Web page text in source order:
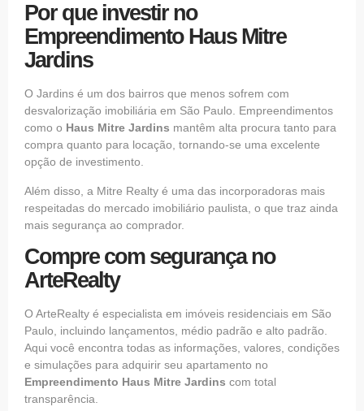
Por que investir no
Empreendimento Haus Mitre
Jardins
O Jardins é um dos bairros que menos sofrem com
desvalorização imobiliária em São Paulo. Empreendimentos
como o Haus Mitre Jardins mantêm alta procura tanto para
compra quanto para locação, tornando-se uma excelente
opção de investimento.
Além disso, a Mitre Realty é uma das incorporadoras mais
respeitadas do mercado imobiliário paulista, o que traz ainda
mais segurança ao comprador.
Compre com segurança no
ArteRealty
O ArteRealty é especialista em imóveis residenciais em São
Paulo, incluindo lançamentos, médio padrão e alto padrão.
Aqui você encontra todas as informações, valores, condições
e simulações para adquirir seu apartamento no
Empreendimento Haus Mitre Jardins com total
transparência.